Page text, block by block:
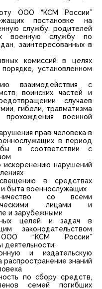
ООО “КСМ России”
постановке на
службу, родителей
военную службу по
заинтересованных в
комиссий в целях
установленном
взаимодействия с
воинских частей и
случаев
гибели, травматизма
военной
прав человека в
в период
в соответствии с
искоренению нарушений
в средствах
быта военнослужащих
со всеми
лицами и
и зарубежными
целей и задач в
законодательством
ООО “КСМ России”
и издательскую
распространение знаний
по сбору средств,
семей погибших